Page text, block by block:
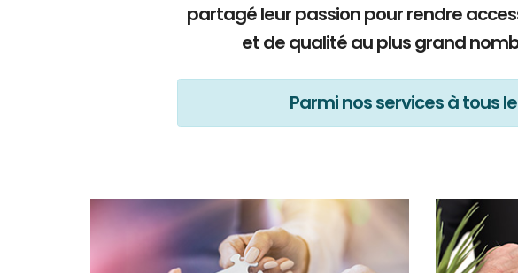
partagé leur passion pour rendre
et de qualité au plus grand
Parmi nos services à tous